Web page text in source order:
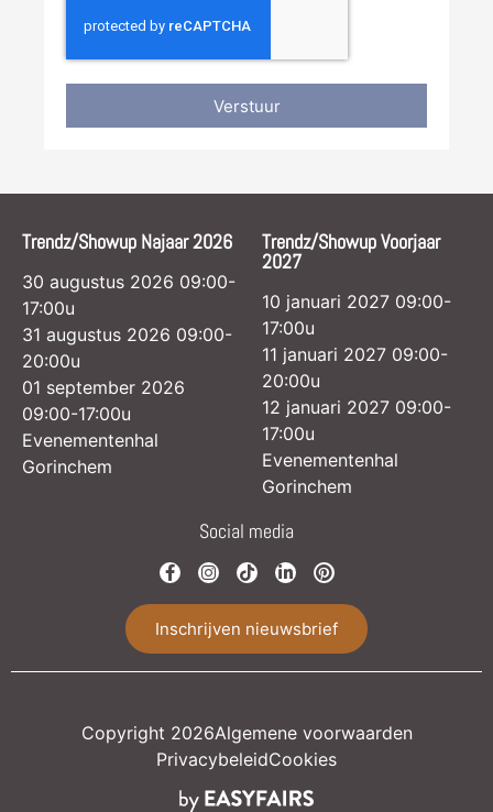
Verstuur
Trendz/Showup Najaar 2026
30 augustus 2026 09:00-
17:00u
31 augustus 2026 09:00-
20:00u
01 september 2026
09:00-17:00u
Evenementenhal
Gorinchem
Trendz/Showup Voorjaar
2027
10 januari 2027 09:00-
17:00u
11 januari 2027 09:00-
20:00u
12 januari 2027 09:00-
17:00u
Evenementenhal
Gorinchem
Social media
Inschrijven nieuwsbrief
Copyright 2026Algemene voorwaarden
PrivacybeleidCookies